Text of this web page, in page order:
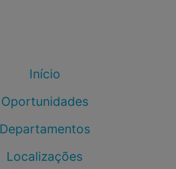
Início
Oportunidades
Departamentos
Localizações